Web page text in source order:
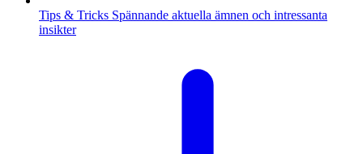
Tips & Tricks Spännande aktuella ämnen och intressanta
insikter